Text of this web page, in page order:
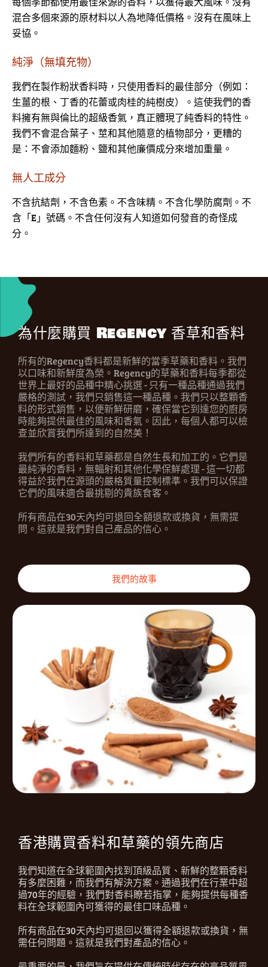
混合多個來源的原材料以人為地降低價格。沒有在風味上
妥協。
純淨（無填充物）
我們在製作粉狀香料時，只使用香料的最佳部分（例如：
生薑的根、丁香的花蕾或肉桂的純樹皮）。這使我們的香
料擁有無與倫比的超級香氣，真正體現了純香料的特性。
我們不會混合葉子、莖和其他隨意的植物部分，更糟的
是：不會添加麵粉、鹽和其他廉價成分來增加重量。
無人工成分
不含抗結劑，不含色素。不含味精。不含化學防腐劑。不
含「E」號碼。不含任何沒有人知道如何發音的奇怪成
分。
為什麼購買 Regency 香草和香料
所有的Regency香料都是新鮮的當季草藥和香料。我們
以口味和新鮮度為榮。Regency的草藥和香料每季都從
世界上最好的品種中精心挑選 - 只有一種品種通過我們
嚴格的測試，我們只銷售這一種品種。我們只以整顆香
料的形式銷售，以便新鮮研磨，確保當它到達您的廚房
時能夠提供最佳的風味和香氣。因此，每個人都可以檢
查並欣賞我們所達到的自然美！
我們所有的香料和草藥都是自然生長和加工的。它們是
最純淨的香料，無輻射和其他化學保鮮處理 - 這一切都
得益於我們在源頭的嚴格質量控制標準。我們可以保證
它們的風味適合最挑剔的貴族食客。
所有商品在30天內均可退回全額退款或換貨，無需提
問。這就是我們對自己產品的信心。
我們的故事
香港購買香料和草藥的領先商店
我們知道在全球範圍內找到頂級品質、新鮮的整顆香料
有多麼困難，而我們有解決方案。通過我們在行業中超
過70年的經驗，我們對香料瞭若指掌，能夠提供每種香
料在全球範圍內可獲得的最佳口味品種。
所有商品在30天內均可退回以獲得全額退款或換貨，無
需任何問題。這就是我們對產品的信心。